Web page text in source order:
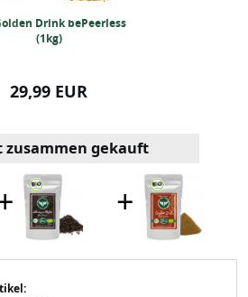
Drink bePeerless
(1kg)
29,99 EUR
zusammen gekauft
+